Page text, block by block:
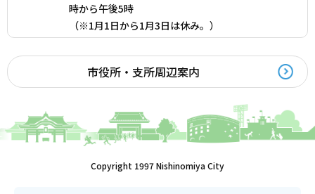
時から午後5時
（※1月1日から1月3日は休み。）
市役所・支所周辺案内
Copyright 1997 Nishinomiya City